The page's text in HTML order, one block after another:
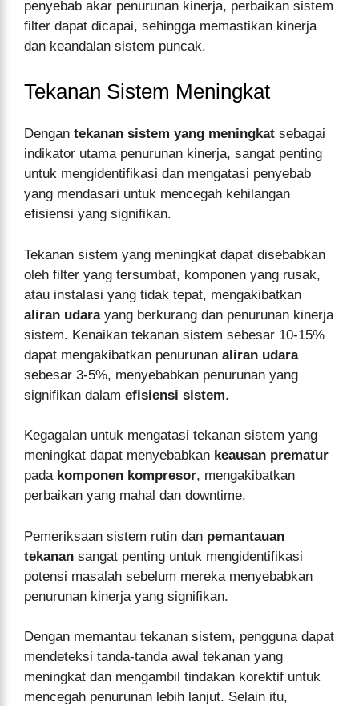
penyebab akar penurunan kinerja, perbaikan sistem
filter dapat dicapai, sehingga memastikan kinerja
dan keandalan sistem puncak.
Tekanan Sistem Meningkat
Dengan tekanan sistem yang meningkat sebagai
indikator utama penurunan kinerja, sangat penting
untuk mengidentifikasi dan mengatasi penyebab
yang mendasari untuk mencegah kehilangan
efisiensi yang signifikan.
Tekanan sistem yang meningkat dapat disebabkan
oleh filter yang tersumbat, komponen yang rusak,
atau instalasi yang tidak tepat, mengakibatkan
aliran udarayang berkurang dan penurunan kinerja
sistem. Kenaikan tekanan sistem sebesar 10-15%
dapat mengakibatkan penurunan aliran udara
sebesar 3-5%, menyebabkan penurunan yang
signifikan dalam efisiensi sistem.
Kegagalan untuk mengatasi tekanan sistem yang
meningkat dapat menyebabkan keausan prematur
pada komponen kompresor, mengakibatkan
perbaikan yang mahal dan downtime.
Pemeriksaan sistem rutin dan pemantauan
tekanan sangat penting untuk mengidentifikasi
potensi masalah sebelum mereka menyebabkan
penurunan kinerja yang signifikan.
Dengan memantau tekanan sistem, pengguna dapat
mendeteksi tanda-tanda awal tekanan yang
meningkat dan mengambil tindakan korektif untuk
mencegah penurunan lebih lanjut. Selain itu,